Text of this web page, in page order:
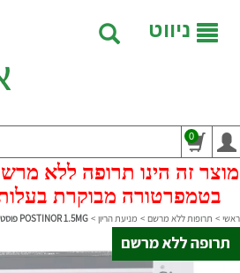
ניווט
0
מוצר זה הינו תרופה ללא
בטמפרטורה מבוקרת בעלות של
ראשי > תרופות ללא מרשם > מניעת הריון > POSTINOR 1.5MG פוסטינור